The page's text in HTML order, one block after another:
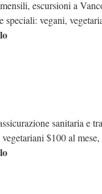
escursioni a
vegani,
sanitaria e
$100 al